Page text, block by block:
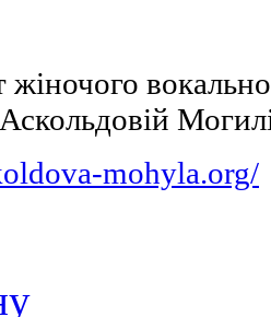
жіночого
mohyla.org/